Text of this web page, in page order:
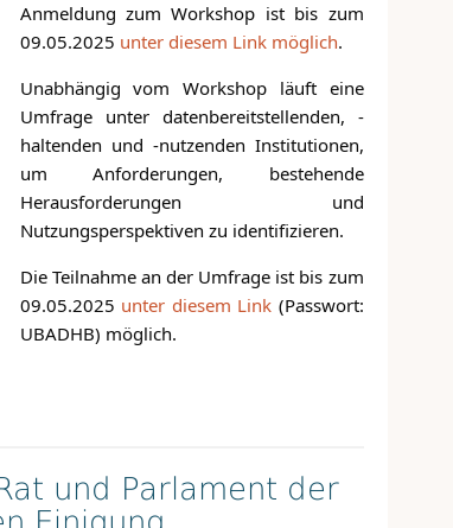
Anmeldung zum Workshop ist bis zum
09.05.2025 unter diesem Link möglich.
Unabhängig vom Workshop läuft eine
Umfrage unter datenbereitstellenden, -
haltenden und -nutzenden Institutionen,
um Anforderungen, bestehende
Herausforderungen und
Nutzungsperspektiven zu identifizieren.
Die Teilnahme an der Umfrage ist bis zum
09.05.2025 unter diesem Link (Passwort:
UBADHB) möglich.
und Parlament der